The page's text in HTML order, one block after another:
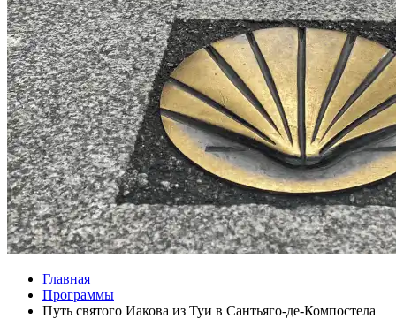
Главная
Программы
Путь святого Иакова из Туи в Сантьяго-де-Компостела